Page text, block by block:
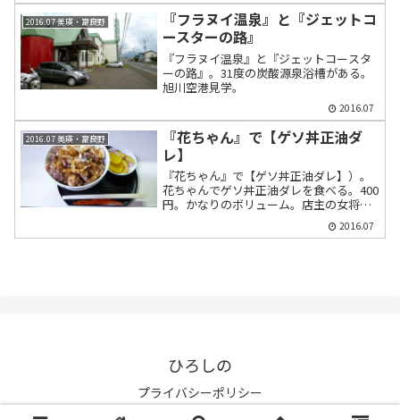
2016.07 美瑛・富良野
『フラヌイ温泉』と『ジェットコ
ースターの路』
『フラヌイ温泉』と『ジェットコースタ
ーの路』。31度の炭酸源泉浴槽がある。
旭川空港見学。
2016.07
2016.07 美瑛・富良野
『花ちゃん』で【ゲソ丼正油ダ
レ】
『花ちゃん』で【ゲソ丼正油ダレ】）。
花ちゃんでゲソ丼正油ダレを食べる。400
円。かなりのボリューム。店主の女将は
2016.07
ひろしの
プライバシーポリシー